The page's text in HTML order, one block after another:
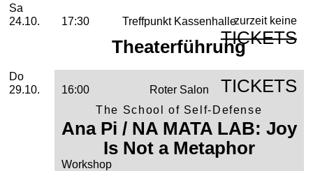
Samstag, 24. Oktober 2026
Sa
24.10.
17:30 Treffpunkt Kassenhalle
Theaterführung
zurzeit keine
TICKETS
Donnerstag, 29. Oktober 2026
Do
29.10.
16:00
Roter Salon
The School of Self-Defense
Ana Pi / NA MATA LAB: Joy
Is Not a Metaphor
Workshop
TICKETS